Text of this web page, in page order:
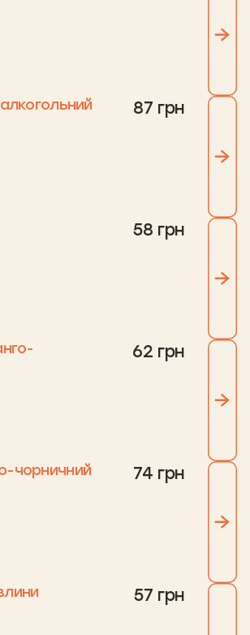
87 грн
58 грн
62 грн
чорничний 74 грн
57 грн